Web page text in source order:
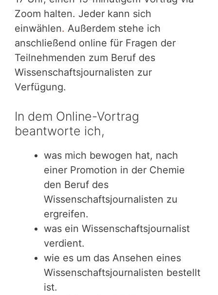
Zoom halten. Jeder kann sich
einwählen. Außerdem stehe ich
anschließend online für Fragen der
Teilnehmenden zum Beruf des
Wissenschaftsjournalisten zur
Verfügung.
In dem Online-Vortrag
beantworte ich,
was mich bewogen hat, nach
einer Promotion in der Chemie
den Beruf des
Wissenschaftsjournalisten zu
ergreifen.
was ein Wissenschaftsjournalist
verdient.
wie es um das Ansehen eines
Wissenschaftsjournalisten bestellt
ist.